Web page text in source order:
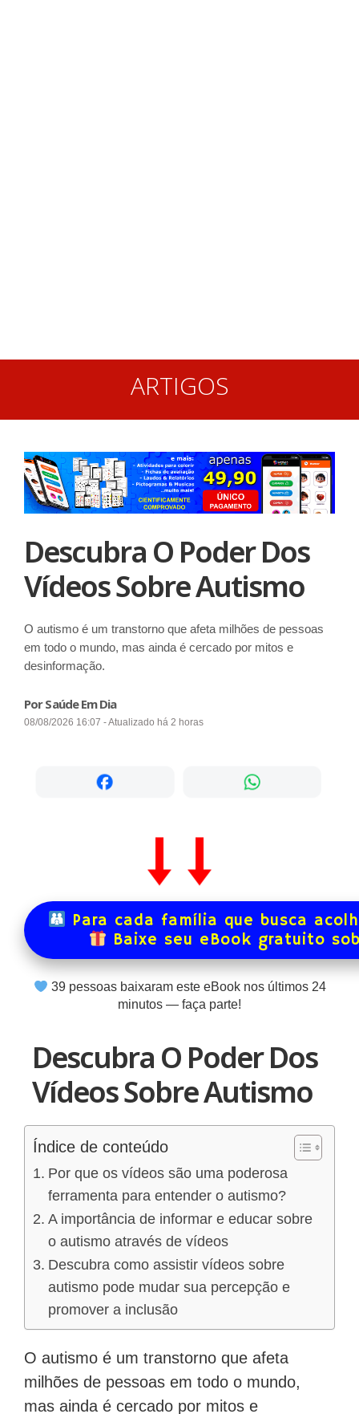
ARTIGOS
Descubra O Poder Dos
Vídeos Sobre Autismo
O autismo é um transtorno que afeta milhões de pessoas
em todo o mundo, mas ainda é cercado por mitos e
desinformação.
Por Saúde Em Dia
08/08/2026 16:07 - Atualizado há 2 horas
Para cada família que busca
Baixe seu eBook gratuito
39pessoas baixaram este eBook nos últimos 24
minutos — faça parte!
Descubra O Poder Dos
Vídeos Sobre Autismo
Índice de conteúdo
Por que os vídeos são uma poderosa
ferramenta para entender o autismo?
A importância de informar e educar sobre
o autismo através de vídeos
Descubra como assistir vídeos sobre
autismo pode mudar sua percepção e
promover a inclusão
O autismo é um transtorno que afeta
milhões de pessoas em todo o mundo,
mas ainda é cercado por mitos e